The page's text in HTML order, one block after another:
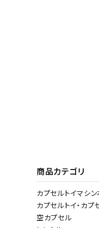
商品カテゴリ
カプセルトイマシ
カプセルトイ・カプ
空カプセル